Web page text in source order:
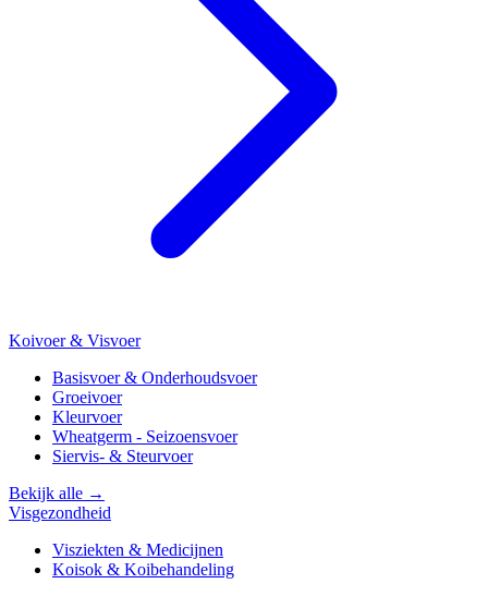
Koivoer & Visvoer
Basisvoer & Onderhoudsvoer
Groeivoer
Kleurvoer
Wheatgerm - Seizoensvoer
Siervis- & Steurvoer
Bekijk alle →
Visgezondheid
Visziekten & Medicijnen
Koisok & Koibehandeling